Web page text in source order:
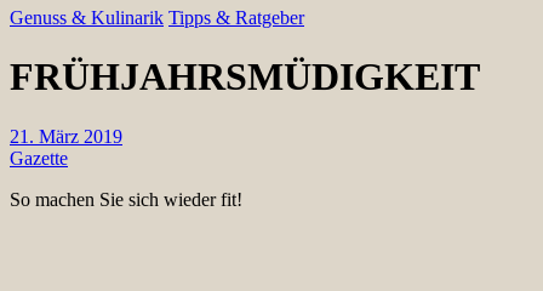
Genuss & Kulinarik Tipps & Ratgeber
FRÜHJAHRSMÜDIGKEIT
21. März 2019
Gazette
So machen Sie sich wieder fit!